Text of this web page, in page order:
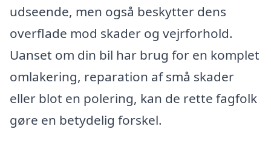
udseende, men også beskytter dens
overflade mod skader og vejrforhold.
Uanset om din bil har brug for en komplet
omlakering, reparation af små skader
eller blot en polering, kan de rette fagfolk
gøre en betydelig forskel.